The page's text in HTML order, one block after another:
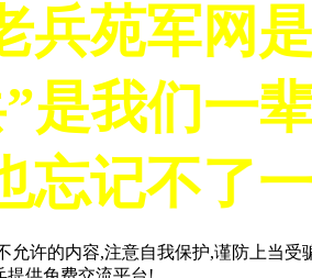
速与中国老兵苑军网
方设立市、县《中国
一定号召能力 组织能
友服务，有意筹备分中
人鲁燕联系。电话
兵苑军网
是我们一
忘记不了
允许的内容,注意自我保护,谨防上当受